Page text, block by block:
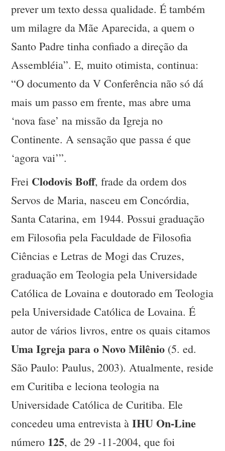
prever um texto dessa qualidade. É também
um milagre da Mãe Aparecida, a quem o
Santo Padre tinha confiado a direção da
Assembléia”. E, muito otimista, continua:
“O documento da V Conferência não só dá
mais um passo em frente, mas abre uma
‘nova fase’ na missão da Igreja no
Continente. A sensação que passa é que
‘agora vai’”.
Frei Clodovis Boff, frade da ordem dos
Servos de Maria, nasceu em Concórdia,
Santa Catarina, em 1944. Possui graduação
em Filosofia pela Faculdade de Filosofia
Ciências e Letras de Mogi das Cruzes,
graduação em Teologia pela Universidade
Católica de Lovaina e doutorado em Teologia
pela Universidade Católica de Lovaina. É
autor de vários livros, entre os quais citamos
Uma Igreja para o Novo Milênio (5. ed.
São Paulo: Paulus, 2003). Atualmente, reside
em Curitiba e leciona teologia na
Universidade Católica de Curitiba. Ele
concedeu uma entrevista àIHU On-Line
número 125, de 29 -11-2004, que foi